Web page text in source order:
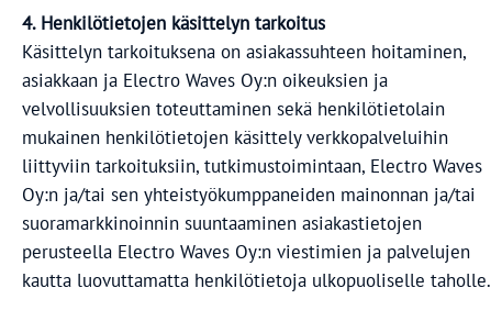
4. Henkilötietojen käsittelyn tarkoitus
Käsittelyn tarkoituksena on asiakassuhteen hoitaminen,
asiakkaan ja Electro Waves Oy:n oikeuksien ja
velvollisuuksien toteuttaminen sekä henkilötietolain
mukainen henkilötietojen käsittely verkkopalveluihin
liittyviin tarkoituksiin, tutkimustoimintaan, Electro Waves
Oy:n ja/tai sen yhteistyökumppaneiden mainonnan ja/tai
suoramarkkinoinnin suuntaaminen asiakastietojen
perusteella Electro Waves Oy:n viestimien ja palvelujen
kautta luovuttamatta henkilötietoja ulkopuoliselle taholle.